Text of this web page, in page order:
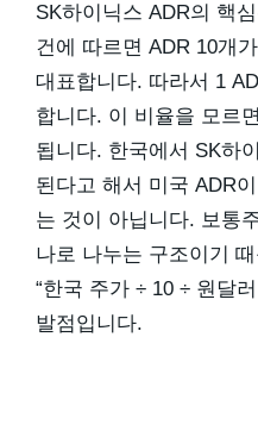
SK하이닉스 ADR의 핵
건에 따르면 ADR 10개
대표합니다. 따라서 1
합니다. 이 비율을 모르
됩니다. 한국에서 SK하
된다고 해서 미국 ADR
는 것이 아닙니다. 보통
나로 나누는 구조이기
“한국 주가 ÷ 10 ÷ 원달
발점입니다.